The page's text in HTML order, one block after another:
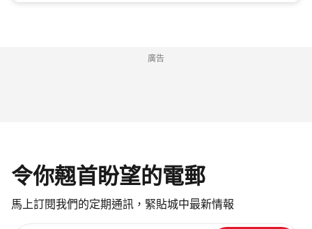
廣告
令你翹首盼望的電郵
馬上訂閱我們的定期通訊，緊貼城中最新情報